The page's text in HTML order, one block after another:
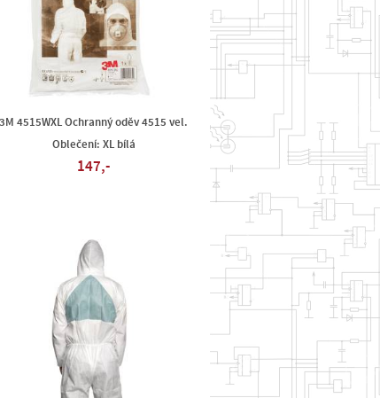
3M 4515WXL Ochranný oděv 4515 vel.
Oblečení: XL bílá
147,-